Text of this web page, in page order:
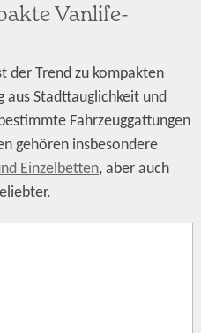
Vanlife-
der Trend zu kompakten
aus Stadttauglichkeit und
Fahrzeuggattungen
gehören insbesondere
Einzelbetten, aber auch